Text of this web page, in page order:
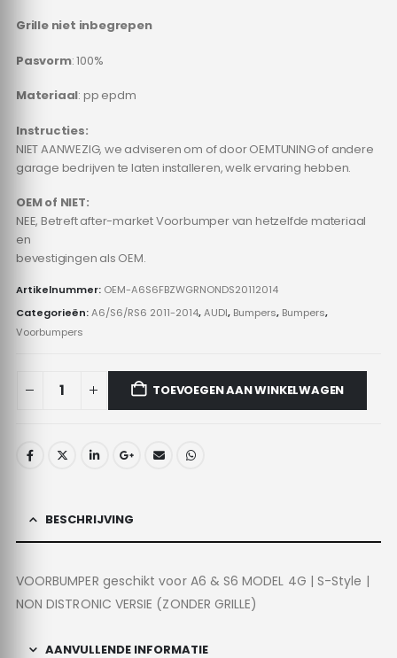
Grille niet inbegrepen
Pasvorm: 100%
Materiaal: pp epdm
Instructies:
NIET AANWEZIG, we adviseren om of door OEMTUNING of andere
garage bedrijven te laten installeren, welk ervaring hebben.
OEM of NIET:
NEE, Betreft after-market Voorbumper van hetzelfde materiaal
en
bevestigingen als OEM.
Artikelnummer: OEM-A6S6FBZWGRNONDS20112014
Categorieën:A6/S6/RS6 2011-2014,AUDI, Bumpers, Bumpers,
Voorbumpers
TOEVOEGEN AAN WINKELWAGEN
BESCHRIJVING
VOORBUMPER geschikt voor A6 & S6 MODEL 4G | S-Style |
NON DISTRONIC VERSIE (ZONDER GRILLE)
AANVULLENDE INFORMATIE